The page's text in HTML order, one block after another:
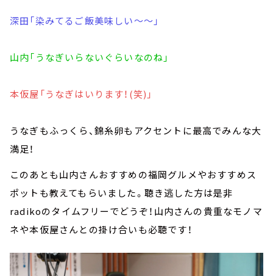
深田「染みてるご飯美味しい～～」
山内「うなぎいらないぐらいなのね」
本仮屋「うなぎはいります！(笑)」
うなぎもふっくら、錦糸卵もアクセントに最高でみんな大
満足！
このあとも山内さんおすすめの福岡グルメやおすすめス
ポットも教えてもらいました。聴き逃した方は是非
radikoのタイムフリーでどうぞ！山内さんの貴重なモノマ
ネや本仮屋さんとの掛け合いも必聴です！